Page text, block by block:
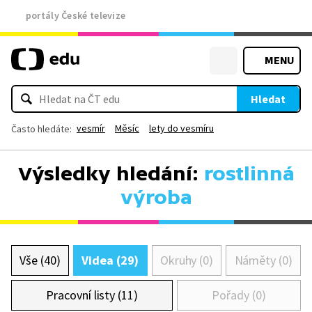
portály České televize
MENU
Hledat
Často hledáte: vesmír Měsíc lety do vesmíru
Výsledky hledání: rostlinná
výroba
Vše (40) Videa (29) Okruhy (0) Náměty (0)
Pracovní listy (11) Pořady (0)